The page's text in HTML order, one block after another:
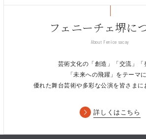
フェニーチェ堺に
About Fenice sacay
芸術文化の「創造」「交流」「
「未来への飛躍」をテーマに
優れた舞台芸術や多彩な公演を皆さまに
詳しくはこちら